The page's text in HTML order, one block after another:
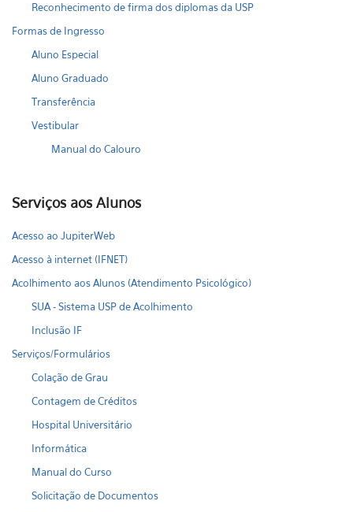
Reconhecimento de firma dos diplomas da USP
Formas de Ingresso
Aluno Especial
Aluno Graduado
Transferência
Vestibular
Manual do Calouro
Serviços aos Alunos
Acesso ao JupiterWeb
Acesso à internet (IFNET)
Acolhimento aos Alunos (Atendimento Psicológico)
SUA - Sistema USP de Acolhimento
Inclusão IF
Serviços/Formulários
Colação de Grau
Contagem de Créditos
Hospital Universitário
Informática
Manual do Curso
Solicitação de Documentos